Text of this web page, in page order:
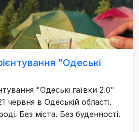
"Одеські
"Одеські гаївки 2.0"
червня в Одеській області.
Без міста. Без буденності.